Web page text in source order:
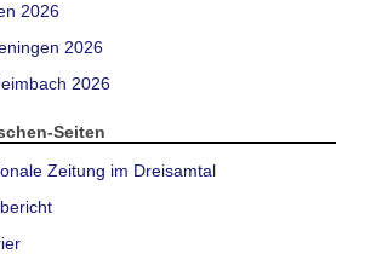
2026
2026
2026
Seiten
Zeitung im Dreisamtal